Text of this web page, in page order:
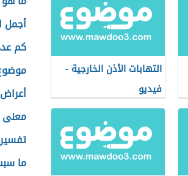
التهابات الأذن الخارجية -
فيديو
أجمل
كم
معنى
ما